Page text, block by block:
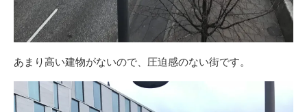
あまり高い建物がないので、圧迫感のない街です。